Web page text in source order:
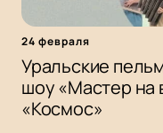
24 февраля
Уральские
шоу «Мастер на
«Космос»